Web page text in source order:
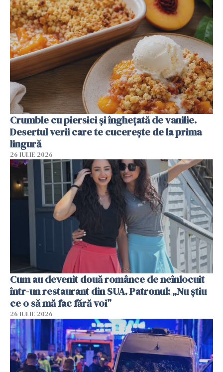
Crumble cu piersici și înghețată de vanilie.
Desertul verii care te cucerește de la prima
lingură
26 IULIE 2026
Cum au devenit două românce de neînlocuit
într-un restaurant din SUA. Patronul: „Nu știu
ce o să mă fac fără voi”
26 IULIE 2026